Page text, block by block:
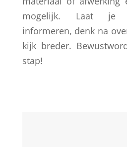
mogelijk. Laat je
informeren, denk na
kijk breder.
stap!